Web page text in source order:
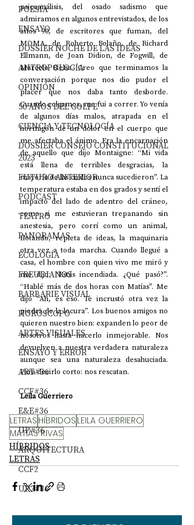
POESÍA
ENSAYO
DOSSIER NOCHE DE LAS IDEAS
ANTROPOLOGÍA
OPINIÓN
50 AÑOS DEL GOLPE
CIENCIA Y TECNOLOGÍA
DOSSIER CONSEJO CONSTITUCIONAL
2023
FUTURO ANTERIOR
PODCAST
TEATRO
PANORAMAS
ECOLOGÍA
FREUDIANOS
BARBARIE VISUAL
HORÓSCOPO
ARTES VISUALES
ENSAYO Y ERROR
ART#36
CCF#36
E&E#36
UP#36
ARQUITECTURA
CCF2
UP2#36
psicoanálisis, del osado sadismo que
admiramos en algunos entrevistados, de los
años 90, de escritores que fuman, del
MOMA, de Roberto Bolaño, de Richard
Ellmann, de Joan Didion, de Fogwill, de
Marcelo Bielsa. Creo que terminamos la
conversación porque nos dio pudor el
placer que nos daba tanto desborde.
Cuando colgamos, me fui a correr. Yo venía
de algunos días malos, atrapada en el
hormigón de un dolor en el cuerpo que
me afectaba el ánimo. Era la encarnación
de aquello que dijo Montaigne: “Mi vida
está llena de terribles desgracias, la
mayoría de las cuales nunca sucedieron”. La
temperatura estaba en dos grados y sentí el
impacto del lado de adentro del cráneo,
como si me estuvieran trepanando sin
anestesia, pero corrí como un animal,
flotando, repleta de ideas, la maquinaria
otra vez a toda marcha. Cuando llegué a
casa, el hombre con quien vivo me miró y
me dijo: “Estás incendiada. ¿Qué pasó?”.
“Hablé más de dos horas con Matías”. Me
dijo “Ah, es eso. Te incrustó otra vez la
piedra de la locura”. Los buenos amigos no
quieren nuestro bien: expanden lo peor de
nosotros hasta hacerlo inmejorable. Nos
devuelven a nuestra verdadera naturaleza
aunque sea una naturaleza desahuciada.
Para decirlo corto: nos rescatan.
Leila Guerriero
LETRAS HÍBRIDOS LEILA GUERRIERO
MATÍAS RIVAS
HÍBRIDOS
LETRAS